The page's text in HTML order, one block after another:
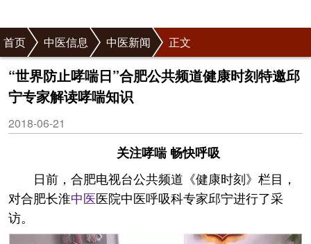
首页 中医信息 中医新闻 正文
“世界防止哮喘日”合肥公共频道健康时刻特邀邱
宁专家解读哮喘知识
2018-06-21
关注哮喘 畅快呼吸
日前，合肥电视台公共频道《健康时刻》栏目，
对合肥长淮中医医院中医呼吸科专家邱宁进行了采
访。